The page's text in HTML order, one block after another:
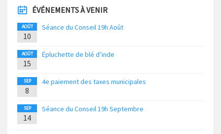
ÉVÉNEMENTS À VENIR
AOÛT
10
Séance du Conseil 19h Août
AOÛT
15
Épluchette de blé d’inde
SEP
8
4e paiement des taxes municipales
SEP
14
Séance du Conseil 19h Septembre